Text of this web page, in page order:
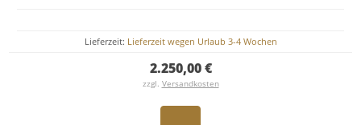
Lieferzeit: Lieferzeit wegen Urlaub 3-4 Wochen
2.250,00 €
zzgl. Versandkosten